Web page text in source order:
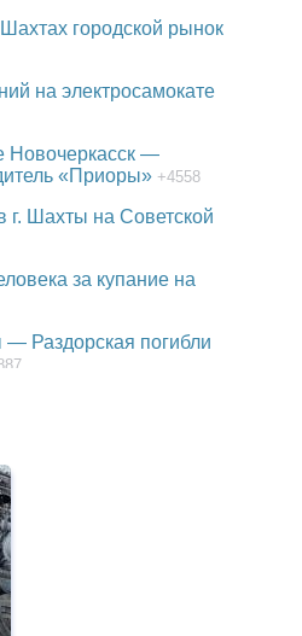
городской рынок
на электросамокате
Новочеркасск —
«Приоры» +4558
Шахты на Советской
за купание на
Раздорская погибли
в Ростове-на-Дону
гибелью школьника
малыш в Батайске